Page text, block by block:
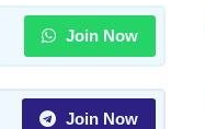
Join Now
Join Now